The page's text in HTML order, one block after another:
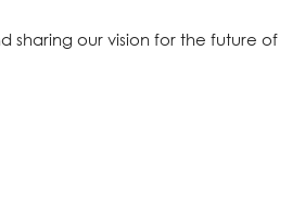
sharing our vision for the future of